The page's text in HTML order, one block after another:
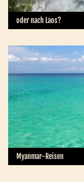
oder nach Laos?
Myanmar-Reisen